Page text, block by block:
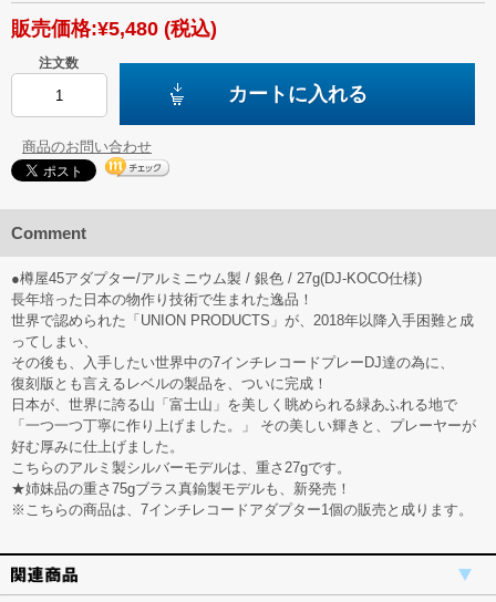
販売価格:¥5,480 (税込)
注文数
カートに入れる
商品のお問い合わせ
Comment
●樽屋45アダプター/アルミニウム製 / 銀色 / 27g(DJ-KOCO仕様)
長年培った日本の物作り技術で生まれた逸品！
世界で認められた「UNION PRODUCTS」が、2018年以降入手困難と成
ってしまい、
その後も、入手したい世界中の7インチレコードプレーDJ達の為に、
復刻版とも言えるレベルの製品を、ついに完成！
日本が、世界に誇る山「富士山」を美しく眺められる緑あふれる地で
「一つ一つ丁寧に作り上げました。」 その美しい輝きと、プレーヤーが
好む厚みに仕上げました。
こちらのアルミ製シルバーモデルは、重さ27gです。
★姉妹品の重さ75gブラス真鍮製モデルも、新発売！
※こちらの商品は、7インチレコードアダプター1個の販売と成ります。